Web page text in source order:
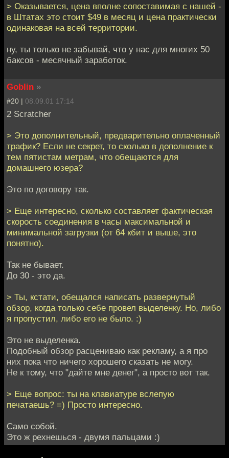
> Оказывается, цена вполне сопоставимая с нашей -
в Штатах это стоит $49 в месяц и цена практически
одинаковая на всей территории.
ну, ты только не забывай, что у нас для многих 50
баксов - месячный заработок.
Goblin »
#20 | 08.09.01 17:14
2 Scratcher
> Это дополнительный, предварительно оплаченный
трафик? Если не секрет, то сколько в дополнение к
тем пятистам метрам, что обещаются для
домашнего юзера?
Это по договору так.
> Еще интересно, сколько составляет фактическая
скорость соединения в часы максимальной и
минимальной загрузки (от 64 кбит и выше, это
понятно).
Так не бывает.
До 30 - это да.
> Ты, кстати, обещался написать развернутый
обзор, когда только себе провел выделенку. Но, либо
я пропустил, либо его не было. :)
Это не выделенка.
Подобный обзор расцениваю как рекламу, а я про
них пока что ничего хорошего сказать не могу.
Не к тому, что "дайте мне денег", а просто вот так.
> Еще вопрос: ты на клавиатуре вслепую
печатаешь? =) Просто интересно.
Само собой.
Это ж рехнешься - двумя пальцами :)